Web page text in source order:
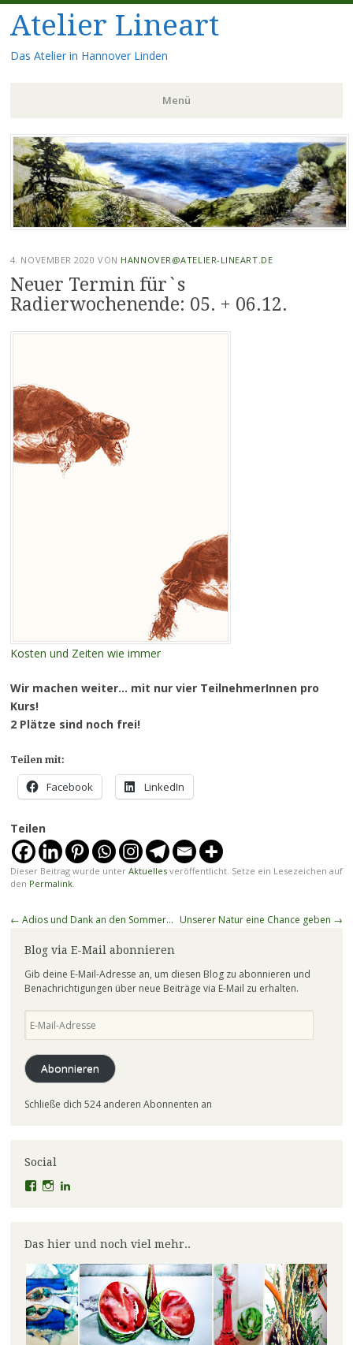
Atelier Lineart
Das Atelier in Hannover Linden
Menü
Zum
Inhalt
springen
4. NOVEMBER 2020 VON HANNOVER@ATELIER-LINEART.DE
Neuer Termin für`s
Radierwochenende: 05. + 06.12.
Kosten und Zeiten wie immer
Wir machen weiter… mit nur vier TeilnehmerInnen pro
Kurs!
2 Plätze sind noch frei!
Teilen mit:
Facebook LinkedIn
Teilen
Dieser Beitrag wurde unter Aktuellesveröffentlicht. Setze ein Lesezeichen auf
den Permalink.
Beitragsnavigation
← Adios und Dank an den Sommer… Unserer Natur eine Chance geben →
Blog via E-Mail abonnieren
Gib deine E-Mail-Adresse an, um diesen Blog zu abonnieren und
Benachrichtigungen über neue Beiträge via E-Mail zu erhalten.
Mail-
Abonnieren
Schließe dich 524 anderen Abonnenten an
Social
Profil
anzeigen
Profil
anzeigen
anzeigen
Das hier und noch viel mehr..